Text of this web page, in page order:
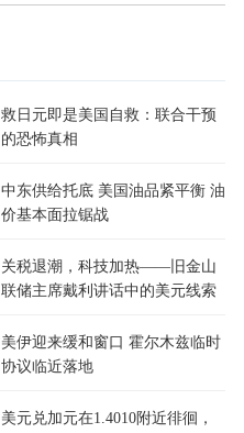
救日元即是美国自救：联合干预
的恐怖真相
中东供给托底 美国油品紧平衡 油
价基本面拉锯战
关税退潮，科技加热——旧金山
联储主席戴利讲话中的美元线索
美伊迎来缓和窗口 霍尔木兹临时
协议临近落地
美元兑加元在1.4010附近徘徊，